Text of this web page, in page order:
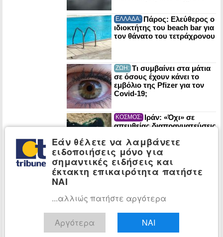
ΕΛΛΑΔΑ: Πάρος: Ελεύθερος ο
ιδιοκτήτης του beach bar για
τον θάνατο του τετράχρονου
ΖΩΗ: Τι συμβαίνει στα μάτια
σε όσους έχουν κάνει το
εμβόλιο της Pfizer για τον
Covid-19;
ΚΟΣΜΟΣ: Ιράν: «Όχι» σε
απευθείας διαπραγματεύσεις
της ενδιάμεσης συμφωνίας
ΚΟΣΜΟΣ: Η Συμφωνία της
Μέκκας -Τουρκία, Σαουδ.
ΚΟΣΜΟΣ: Γροιλανδία: Στόχος
της «αυλής Τραμπ»
πετρελαϊκό κοίτασμα αξίας
Εάν θέλετε να λαμβάνετε
ειδοποιήσεις μόνο για
σημαντικές ειδήσεις και
έκτακτη επικαιρότητα πατήστε
ΝΑΙ
...αλλιώς πατήστε αργότερα
Αργότερα ΝΑΙ